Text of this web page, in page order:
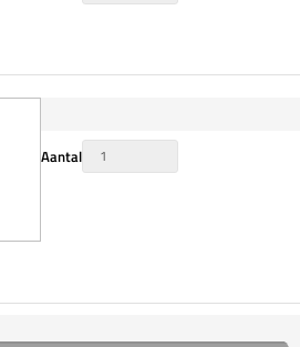
Aantal